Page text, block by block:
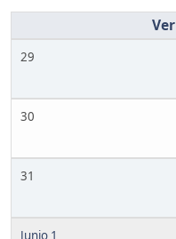
29
30
31
Junio 1